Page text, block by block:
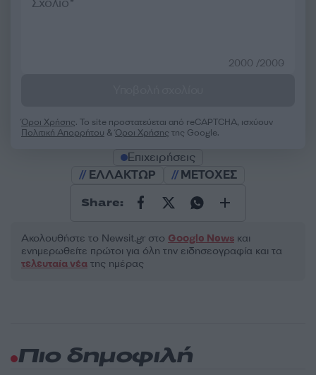
2000 /2000
Όροι Χρήσης. Το site προστατεύεται από reCAPTCHA, ισχύουν
Πολιτική Απορρήτου &Όροι Χρήσης της Google.
Επιχειρήσεις
ΕΛΛΑΚΤΩΡ
ΜΕΤΟΧΕΣ
Share:
Ακολουθήστε το Νewsit.gr στο Google News και
ενημερωθείτε πρώτοι για όλη την ειδησεογραφία και τα
τελευταία νέα της ημέρας
Πιο δημοφιλή